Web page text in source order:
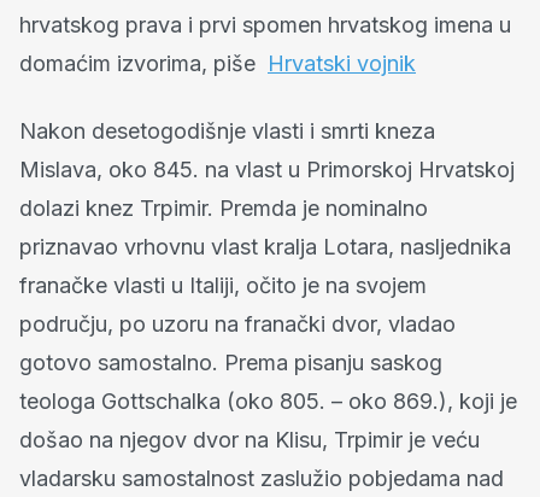
hrvatskog prava i prvi spomen hrvatskog imena u
domaćim izvorima, piše Hrvatski vojnik
Nakon desetogodišnje vlasti i smrti kneza
Mislava, oko 845. na vlast u Primorskoj Hrvatskoj
dolazi knez Trpimir. Premda je nominalno
priznavao vrhovnu vlast kralja Lotara, nasljednika
franačke vlasti u Italiji, očito je na svojem
području, po uzoru na franački dvor, vladao
gotovo samostalno. Prema pisanju saskog
teologa Gottschalka (oko 805. – oko 869.), koji je
došao na njegov dvor na Klisu, Trpimir je veću
vladarsku samostalnost zaslužio pobjedama nad